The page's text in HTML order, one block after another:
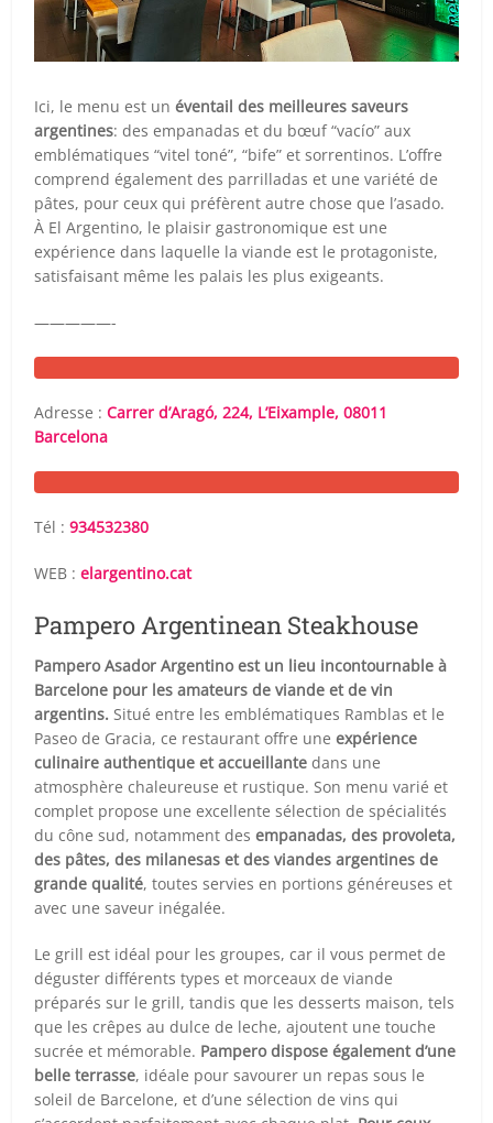
Ici, le menu est unéventail des meilleures saveurs
argentines: des empanadas et du bœuf “vacío” aux
emblématiques “vitel toné”, “bife” et sorrentinos. L’offre
comprend également des parrilladas et une variété de
pâtes, pour ceux qui préfèrent autre chose que l’asado.
À El Argentino, le plaisir gastronomique est une
expérience dans laquelle la viande est le protagoniste,
satisfaisant même les palais les plus exigeants.
—————-
Adresse :Carrer d’Aragó, 224, L’Eixample, 08011
Barcelona
Tél :934532380
WEB :elargentino.cat
Pampero Argentinean Steakhouse
Pampero Asador Argentino est un lieu incontournable à
Barcelone pour les amateurs de viande et de vin
argentins. Situé entre les emblématiques Ramblas et le
Paseo de Gracia, ce restaurant offre uneexpérience
culinaire authentique et accueillante dans une
atmosphère chaleureuse et rustique. Son menu varié et
complet propose une excellente sélection de spécialités
du cône sud, notamment desempanadas, des provoleta,
des pâtes, des milanesas et des viandes argentines de
grande qualité, toutes servies en portions généreuses et
avec une saveur inégalée.
Le grill est idéal pour les groupes, car il vous permet de
déguster différents types et morceaux de viande
préparés sur le grill, tandis que les desserts maison, tels
que les crêpes au dulce de leche, ajoutent une touche
sucrée et mémorable. Pampero dispose également d’une
belle terrasse, idéale pour savourer un repas sous le
soleil de Barcelone, et d’une sélection de vins qui